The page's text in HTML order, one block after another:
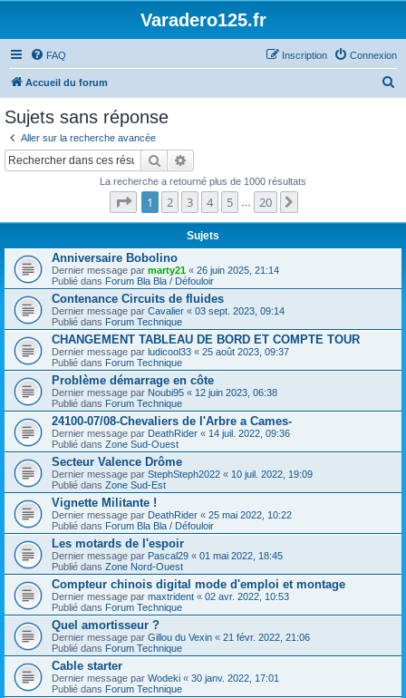
Varadero125.fr
FAQ Connexion
Inscription
Accueil du forum
Sujets sans réponse
Aller sur la recherche avancée
Rechercher
La recherche a retourné plus de 1000 résultats
Page sur20
1 2 3 4 5 20
Sujets
Anniversaire Bobolino
Dernier message par marty21 « 26 juin 2025, 21:14
Publié dans Forum Bla Bla / Défouloir
Contenance Circuits de fluides
Dernier message par Cavalier « 03 sept. 2023, 09:14
Publié dans Forum Technique
CHANGEMENT TABLEAU DE BORD ET COMPTE TOUR
Dernier message par ludicool33 « 25 août 2023, 09:37
Publié dans Forum Technique
Problème démarrage en côte
Dernier message par Noubi95 « 12 juin 2023, 06:38
Publié dans Forum Technique
24100-07/08-Chevaliers de l'Arbre a Cames-
Dernier message par DeathRider « 14 juil. 2022, 09:36
Publié dans Zone Sud-Ouest
Secteur Valence Drôme
Dernier message par StephSteph2022 « 10 juil. 2022, 19:09
Publié dans Zone Sud-Est
Vignette Militante !
Dernier message par DeathRider « 25 mai 2022, 10:22
Publié dans Forum Bla Bla / Défouloir
Les motards de l'espoir
Dernier message par Pascal29 « 01 mai 2022, 18:45
Publié dans Zone Nord-Ouest
Compteur chinois digital mode d'emploi et montage
Dernier message par maxtrident « 02 avr. 2022, 10:53
Publié dans Forum Technique
Quel amortisseur ?
Dernier message par Gillou du Vexin « 21 févr. 2022, 21:06
Publié dans Forum Technique
Cable starter
Dernier message par Wodeki « 30 janv. 2022, 17:01
Publié dans Forum Technique